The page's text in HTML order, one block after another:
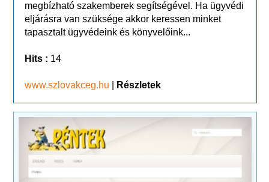
megbízható szakemberek segítségével. Ha ügyvédi
eljárásra van szüksége akkor keressen minket
tapasztalt ügyvédeink és könyvelőink...
Hits : 14
www.szlovakceg.hu Részletek